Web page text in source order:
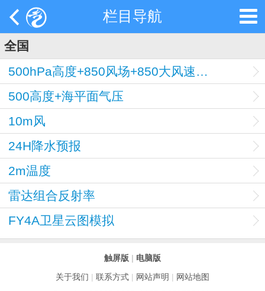
栏目导航
全国
500hPa高度+850风场+850大风速（大于等于12）
500高度+海平面气压
10m风
24H降水预报
2m温度
雷达组合反射率
FY4A卫星云图模拟
触屏版 | 电脑版
关于我们 | 联系方式 | 网站声明 | 网站地图